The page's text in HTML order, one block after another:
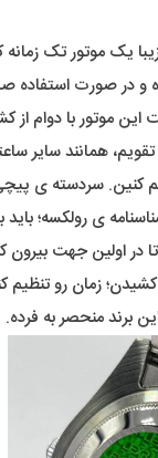
یک موتور تک زمانه
و در صورت استفاده
موتور با دوام از
همانند سایر
کنین. سردسته ی
ی رولکسه؛
در اولین جهت بیرون
زمان رو تنظیم
منحصر به فرده.